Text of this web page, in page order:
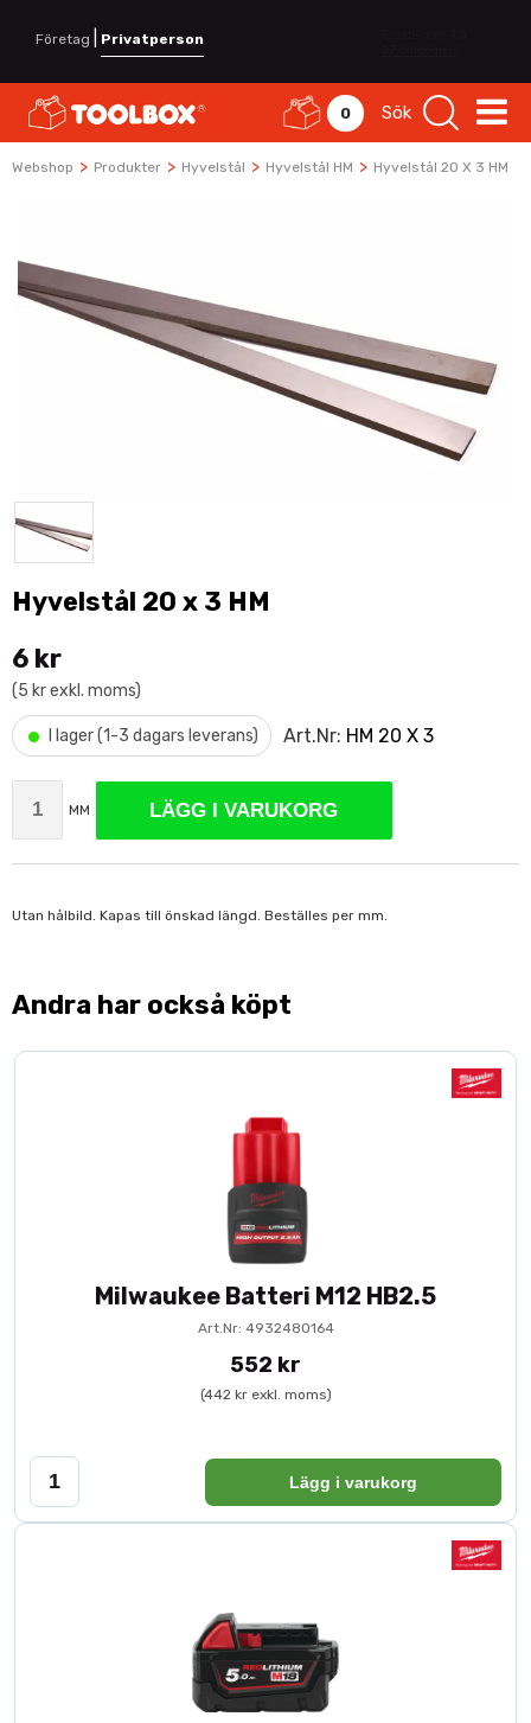
Företag Privatperson
0 Sök
Webshop > Produkter > Hyvelstål > Hyvelstål HM > Hyvelstål 20 X 3 HM
Hyvelstål 20 x 3 HM
6 kr
(5 kr exkl. moms)
• I lager (1-3 dagars leverans) Art.Nr: HM 20 X 3
MM LÄGG I VARUKORG
Utan hålbild. Kapas till önskad längd. Beställes per mm.
Andra har också köpt
Milwaukee Batteri M12 HB2.5
Art.Nr: 4932480164
552 kr
(442 kr exkl. moms)
Lägg i varukorg